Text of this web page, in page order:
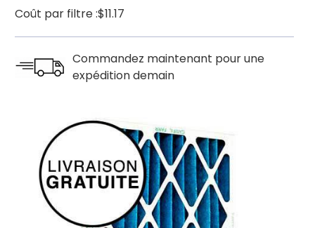
Coût par filtre :$11.17
Commandez maintenant pour une
expédition demain